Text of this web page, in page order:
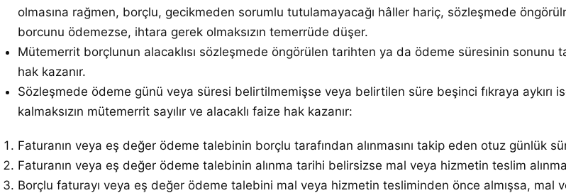
olmasına rağmen, borçlu, gecikmeden sorumlu tutulamayacağı hâller hariç, sözleşmede
borcunu ödemezse, ihtara gerek olmaksızın temerrüde düşer.
Mütemerrit borçlunun alacaklısı sözleşmede öngörülen tarihten ya da ödeme süresinin
hak kazanır.
Sözleşmede ödeme günü veya süresi belirtilmemişse veya belirtilen süre beşinci fıkraya aykırı
kalmaksızın mütemerrit sayılır ve alacaklı faize hak kazanır:
Faturanın veya eş değer ödeme talebinin borçlu tarafından alınmasını takip eden otuz günlük
Faturanın veya eş değer ödeme talebinin alınma tarihi belirsizse mal veya hizmetin teslim
Borçlu faturayı veya eş değer ödeme talebini mal veya hizmetin tesliminden önce almışsa,